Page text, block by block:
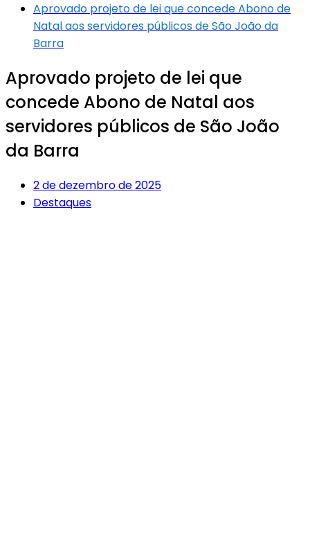
Aprovado projeto de lei que concede Abono de
Natal aos servidores públicos de São João da
Barra
Aprovado projeto de lei que
concede Abono de Natal aos
servidores públicos de São João
da Barra
2 de dezembro de 2025
Destaques